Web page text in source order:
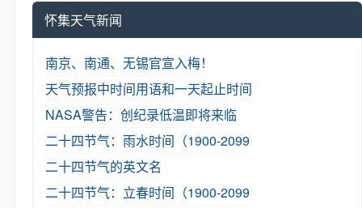
怀集天气新闻
南京、南通、无锡官宣入梅！
天气预报中时间用语和一天起止时间
NASA警告：创纪录低温即将来临
二十四节气：雨水时间（1900-2099
二十四节气的英文名
二十四节气：立春时间（1900-2099